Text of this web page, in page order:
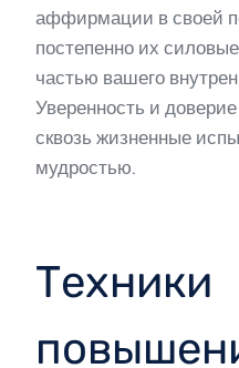
аффирмации в своей
постепенно их
частью вашего
Уверенность и
сквозь жизненные
мудростью.
Техники